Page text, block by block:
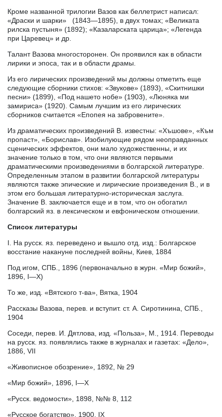
Кроме названной трилогии Вазов как беллетрист написал:
«Драски и шарки» (1843—1895), в двух томах; «Великата
рилска пустыня» (1892); «Казаларската царица»; «Легенда
при Царевец» и др.
Талант Вазова многосторонен. Он проявился как в области
лирики и эпоса, так и в области драмы.
Из его лирических произведений мы должны отметить еще
следующие сборники стихов: «Звукове» (1893), «Скитнишки
песни» (1899), «Под нашето нобе» (1903), «Люняка ми
замириса» (1920). Самым лучшим из его лирических
сборников считается «Епопея на забровените».
Из драматических произведений В. известны: «Хъшове», «Към
пропаст», «Борислав». Изобилующие рядом неоправданных
сценических эффектов, они мало художественны, и их
значение только в том, что они являются первыми
драматическими произведениями в болгарской литературе.
Определенным этапом в развитии болгарской литературы
являются также эпические и лирические произведения В., и в
этом его большая литературно-историческая заслуга.
Значение В. заключается еще и в том, что он обогатил
болгарский яз. в лексическом и евфоническом отношении.
Список литературы
I. На русск. яз. переведено и вышло отд. изд.: Болгарское
восстание накануне последней войны, Киев, 1884
Под игом, СПБ., 1896 (первоначально в журн. «Мир божий»,
1896, I—X)
То же, изд. «Вятского т-ва», Вятка, 1904
Рассказы Вазова, перев. и вступит. ст. А. Сиротинина, СПБ.,
1904
Соседи, перев. И. Дятлова, изд. «Польза», М., 1914. Переводы
на русск. яз. появлялись также в журналах и газетах: «Дело»,
1886, VII
«Живописное обозрение», 1892, № 29
«Мир божий», 1896, I—Х
«Русск. ведомости», 1898, №№ 8, 112
«Русское богатство», 1900, IX